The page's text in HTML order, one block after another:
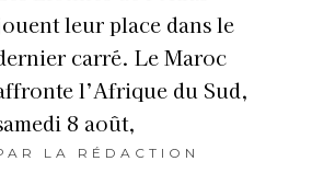
leur place dans le
carré. Le Maroc
l’Afrique du Sud,
8 août,
LA RÉDACTION